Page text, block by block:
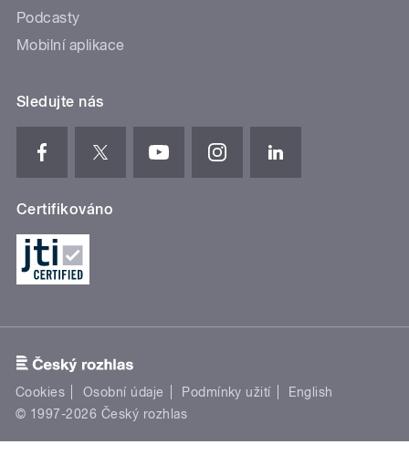
Podcasty
Mobilní aplikace
Sledujte nás
Certifikováno
Cookies Osobní údaje Podmínky užití
English
© 1997-2026 Český rozhlas